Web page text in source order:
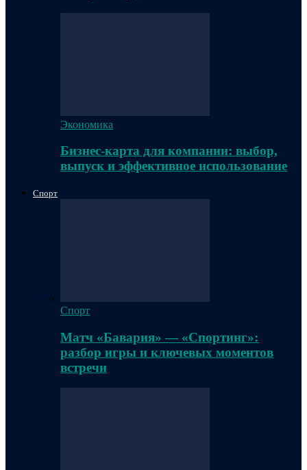
Экономика
Бизнес-карта для компании: выбор,
выпуск и эффективное использование
Спорт
Спорт
Матч «Бавария» — «Спортинг»:
разбор игры и ключевых моментов
встречи